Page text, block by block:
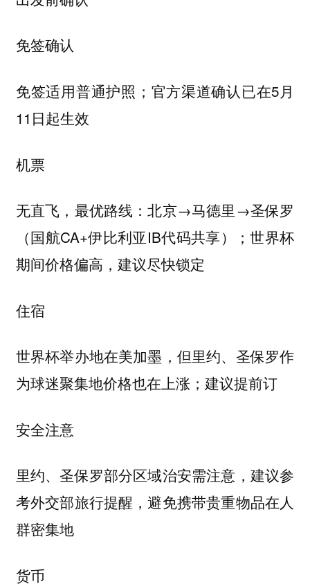
免签确认
免签适用普通护照；官方渠道确认已在5月
11日起生效
机票
无直飞，最优路线：北京→马德里→圣保罗
（国航CA+伊比利亚IB代码共享）；世界杯
期间价格偏高，建议尽快锁定
住宿
世界杯举办地在美加墨，但里约、圣保罗作
为球迷聚集地价格也在上涨；建议提前订
安全注意
里约、圣保罗部分区域治安需注意，建议参
考外交部旅行提醒，避免携带贵重物品在人
群密集地
货币